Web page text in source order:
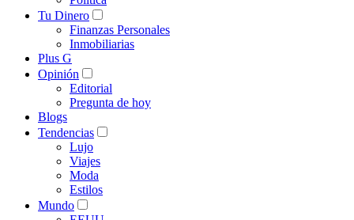
Tu Dinero
Finanzas Personales
Inmobiliarias
Plus G
Opinión
Editorial
Pregunta de hoy
Blogs
Tendencias
Lujo
Viajes
Moda
Estilos
Mundo